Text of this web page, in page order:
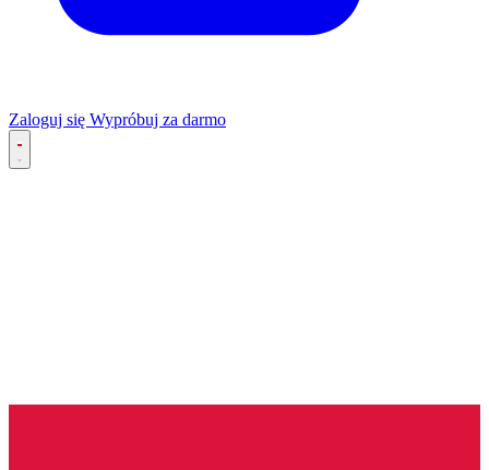
Zaloguj się Wypróbuj za darmo